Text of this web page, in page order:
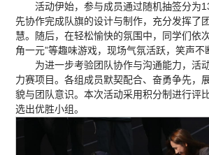
活动伊始，参与成员通过随机抽签分为
先协作完成队旗的设计与制作，充分发挥了
慧。随后，在轻松愉快的氛围中，同学们依
角一元”等趣味游戏，现场气氛活跃，笑声不
为进一步考验团队协作与沟通能力，活
力赛项目。各组成员默契配合、奋勇争先，
貌与团队意识。本次活动采用积分制进行评
选出优胜小组。